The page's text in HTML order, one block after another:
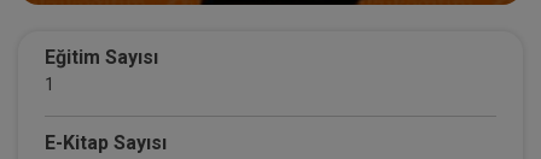
Eğitim Sayısı
1
E-Kitap Sayısı